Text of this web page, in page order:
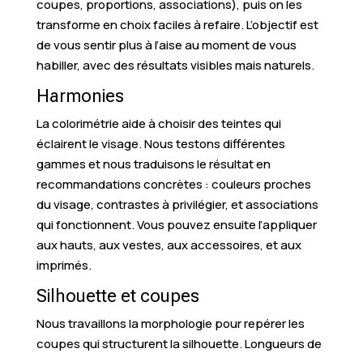
coupes, proportions, associations), puis on les
transforme en choix faciles à refaire. L’objectif est
de vous sentir plus à l’aise au moment de vous
habiller, avec des résultats visibles mais naturels.
Harmonies
La colorimétrie aide à choisir des teintes qui
éclairent le visage. Nous testons différentes
gammes et nous traduisons le résultat en
recommandations concrètes : couleurs proches
du visage, contrastes à privilégier, et associations
qui fonctionnent. Vous pouvez ensuite l’appliquer
aux hauts, aux vestes, aux accessoires, et aux
imprimés.
Silhouette et coupes
Nous travaillons la morphologie pour repérer les
coupes qui structurent la silhouette. Longueurs de